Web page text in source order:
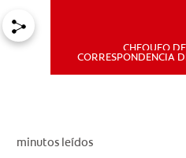
CHEQUEO
CORRESPONDENCIA
minutos leídos